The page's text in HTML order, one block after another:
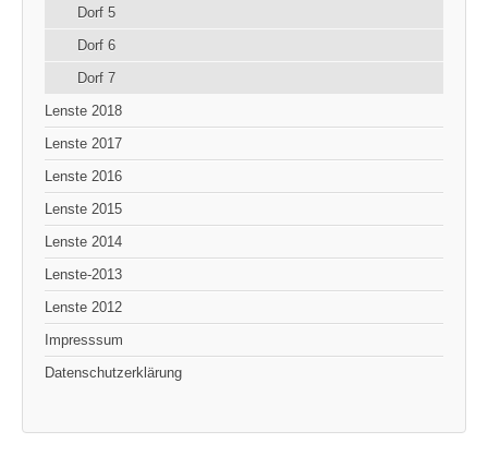
Dorf 5
Dorf 6
Dorf 7
Lenste 2018
Lenste 2017
Lenste 2016
Lenste 2015
Lenste 2014
Lenste-2013
Lenste 2012
Impresssum
Datenschutzerklärung